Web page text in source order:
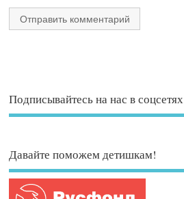
Подписывайтесь на нас в соцсетях
Давайте поможем детишкам!